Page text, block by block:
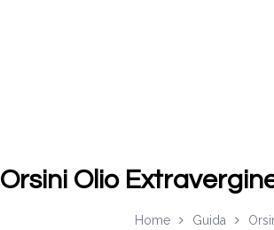
Orsini Olio
Home Guida